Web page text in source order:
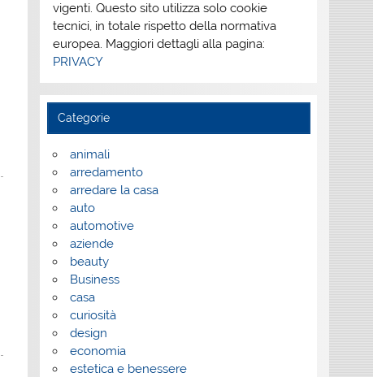
vigenti. Questo sito utilizza solo cookie
tecnici, in totale rispetto della normativa
europea. Maggiori dettagli alla pagina:
PRIVACY
Categorie
animali
arredamento
arredare la casa
auto
automotive
aziende
beauty
Business
casa
curiosità
design
economia
estetica e benessere